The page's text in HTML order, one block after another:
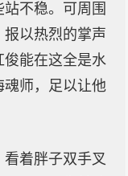
不稳。可周围
以热烈的掌声
能在这全是水
魂师，足以让他
着胖子双手叉